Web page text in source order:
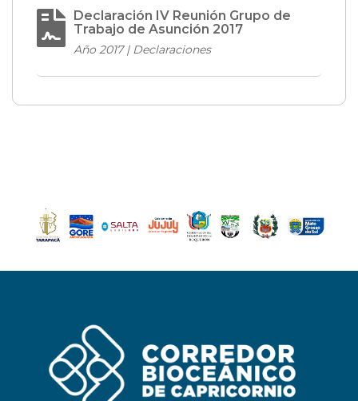
Declaración IV Reunión Grupo de
Trabajo de Asunción 2017
Año 2017 | Declaraciones